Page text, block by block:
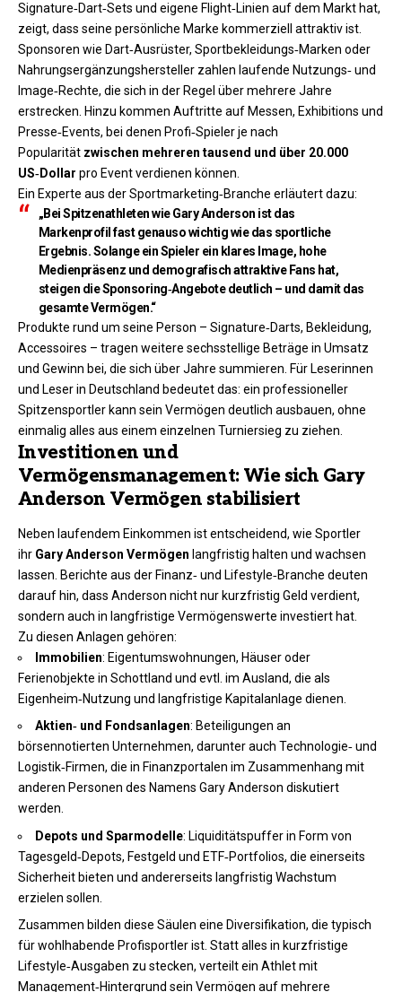
Signature‑Dart‑Sets und eigene Flight‑Linien auf dem Markt hat,
zeigt, dass seine persönliche Marke kommerziell attraktiv ist.
Sponsoren wie Dart‑Ausrüster, Sportbekleidungs‑Marken oder
Nahrungsergänzungshersteller zahlen laufende Nutzungs‑ und
Image‑Rechte, die sich in der Regel über mehrere Jahre
erstrecken. Hinzu kommen Auftritte auf Messen, Exhibitions und
Presse‑Events, bei denen Profi‑Spieler je nach
Popularität zwischen mehreren tausend und über 20.000
US‑Dollar pro Event verdienen können.
Ein Experte aus der Sportmarketing‑Branche erläutert dazu:
„Bei Spitzenathleten wie Gary Anderson ist das
Markenprofil fast genauso wichtig wie das sportliche
Ergebnis. Solange ein Spieler ein klares Image, hohe
Medienpräsenz und demografisch attraktive Fans hat,
steigen die Sponsoring‑Angebote deutlich – und damit das
gesamte Vermögen.“
Produkte rund um seine Person – Signature‑Darts, Bekleidung,
Accessoires – tragen weitere sechsstellige Beträge in Umsatz
und Gewinn bei, die sich über Jahre summieren. Für Leserinnen
und Leser in Deutschland bedeutet das: ein professioneller
Spitzensportler kann sein Vermögen deutlich ausbauen, ohne
einmalig alles aus einem einzelnen Turniersieg zu ziehen.
Investitionen und
Vermögensmanagement: Wie sich Gary
Anderson Vermögen stabilisiert
Neben laufendem Einkommen ist entscheidend, wie Sportler
ihr Gary Anderson Vermögen langfristig halten und wachsen
lassen. Berichte aus der Finanz‑ und Lifestyle‑Branche deuten
darauf hin, dass Anderson nicht nur kurzfristig Geld verdient,
sondern auch in langfristige Vermögenswerte investiert hat.
Zu diesen Anlagen gehören:
Immobilien: Eigentumswohnungen, Häuser oder
Ferienobjekte in Schottland und evtl. im Ausland, die als
Eigenheim‑Nutzung und langfristige Kapitalanlage dienen.
Aktien‑ und Fondsanlagen: Beteiligungen an
börsennotierten Unternehmen, darunter auch Technologie‑ und
Logistik‑Firmen, die in Finanzportalen im Zusammenhang mit
anderen Personen des Namens Gary Anderson diskutiert
werden.
Depots und Sparmodelle: Liquiditätspuffer in Form von
Tagesgeld‑Depots, Festgeld und ETF‑Portfolios, die einerseits
Sicherheit bieten und andererseits langfristig Wachstum
erzielen sollen.
Zusammen bilden diese Säulen eine Diversifikation, die typisch
für wohlhabende Profisportler ist. Statt alles in kurzfristige
Lifestyle‑Ausgaben zu stecken, verteilt ein Athlet mit
Management‑Hintergrund sein Vermögen auf mehrere